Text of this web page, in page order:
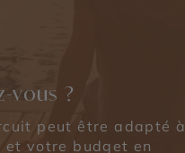
vous ?
peut être adapté à
et votre budget en